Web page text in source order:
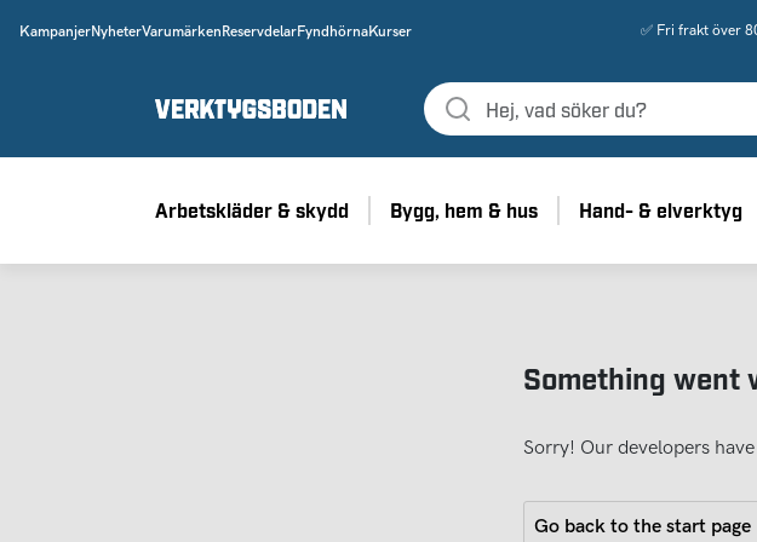
KampanjerNyheterVarumärken ReservdelarFyndhörnaKurser ✅ Fri frakt över
Arbetskläder & skydd Bygg, hem & hus Hand- & elverktyg
Something went
Sorry! Our developers
Go back to the start page